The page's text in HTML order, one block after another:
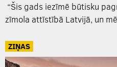
“Šis gads iezīmē būtisku
zīmola attīstībā Latvijā, un
ZIŅAS